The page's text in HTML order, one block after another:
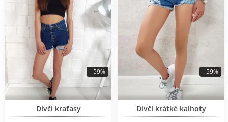
BESTSELLER
Dívčí kraťasy
- 59%
BESTSELLER
Dívčí krátké kalhoty
- 59%